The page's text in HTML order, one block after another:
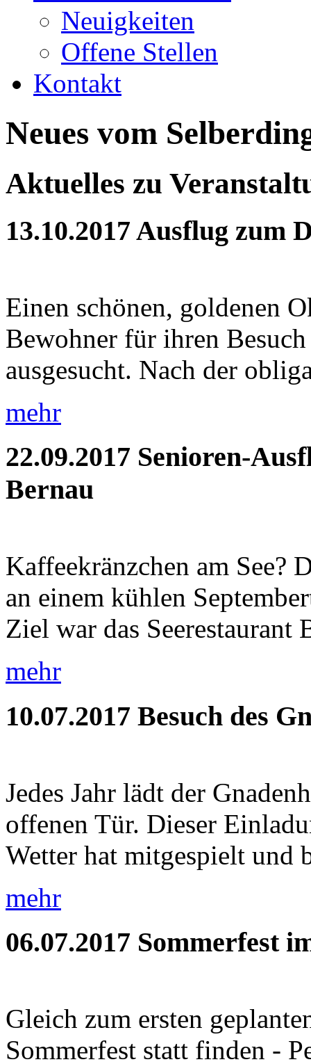
Neuigkeiten
Offene Stellen
Kontakt
Neues vom
Aktuelles zu
13.10.2017 Ausflug zum
Einen schönen, goldenen
Bewohner für ihren
ausgesucht. Nach der
mehr
22.09.2017 Senioren-
Bernau
Kaffeekränzchen am See?
an einem kühlen
Ziel war das Seerestaurant
mehr
10.07.2017 Besuch des
Jedes Jahr lädt der
offenen Tür. Dieser
Wetter hat mitgespielt und
mehr
06.07.2017 Sommerfest
Gleich zum ersten
Sommerfest statt finden -